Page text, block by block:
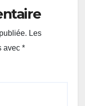
Les
avec *